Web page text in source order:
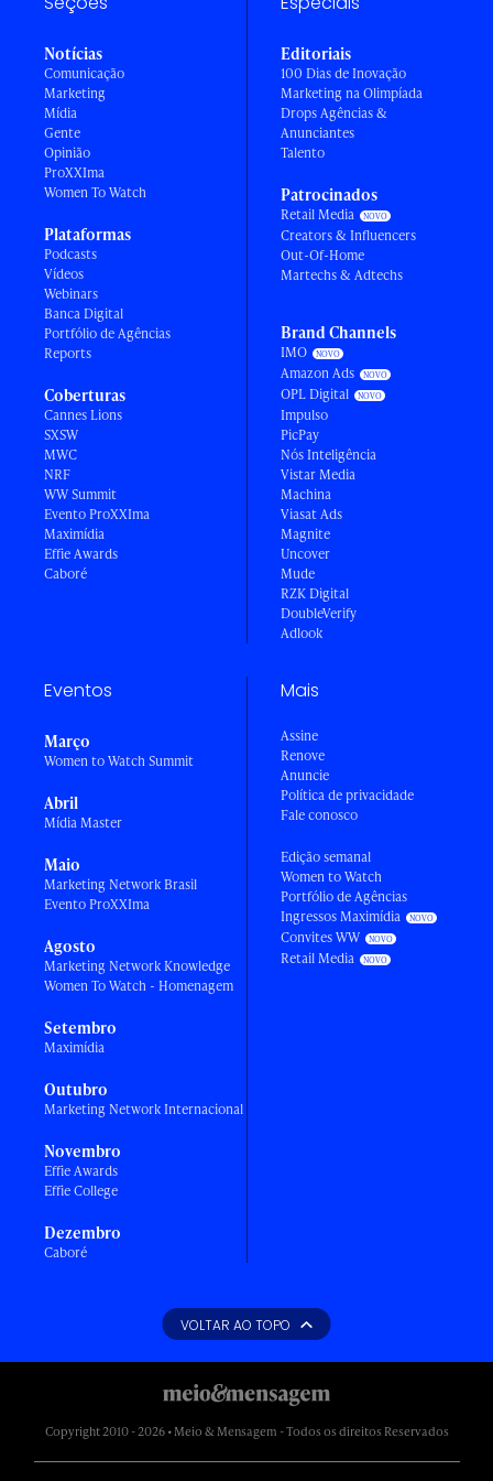
Notícias
Comunicação
Marketing
Mídia
Gente
Opinião
ProXXIma
Women To Watch
Plataformas
Podcasts
Vídeos
Webinars
Banca Digital
Portfólio de Agências
Reports
Coberturas
Cannes Lions
SXSW
MWC
NRF
WW Summit
Evento ProXXIma
Maximídia
Effie Awards
Caboré
Editoriais
100 Dias de Inovação
Marketing na Olimpíada
Drops Agências &
Anunciantes
Talento
Patrocinados
Retail Media
Creators & Influencers
Out-Of-Home
Martechs & Adtechs
Brand Channels
IMO
Amazon Ads
OPL Digital
Impulso
PicPay
Nós Inteligência
Vistar Media
Machina
Viasat Ads
Magnite
Uncover
Mude
RZK Digital
DoubleVerify
Adlook
Eventos
Março
Women to Watch Summit
Abril
Mídia Master
Maio
Marketing Network Brasil
Evento ProXXIma
Agosto
Marketing Network Knowledge
Women To Watch - Homenagem
Setembro
Maximídia
Outubro
Marketing Network Internacional
Novembro
Effie Awards
Effie College
Dezembro
Caboré
Mais
Assine
Renove
Anuncie
Política de privacidade
Fale conosco
Edição semanal
Women to Watch
Portfólio de Agências
Ingressos Maximídia
Convites WW
Retail Media
VOLTAR AO TOPO
Copyright 2010 - 2026 • Meio & Mensagem - Todos os direitos Reservados